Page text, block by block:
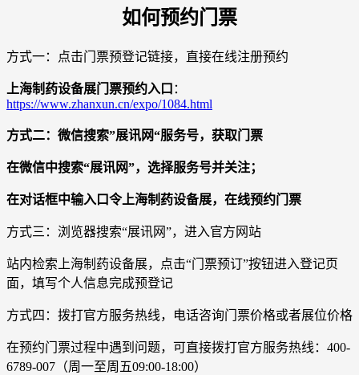
如何预约门票
方式一：点击门票预登记链接，直接在线注册预约
上海制药设备展门票预约入口 ：
https://www.zhanxun.cn/expo/1084.html
方式二：微信搜索”展讯网“服务号，获取门票
在微信中搜索“展讯网”，选择服务号并关注；
在对话框中输入口令上海制药设备展，在线预约门票
方式三：浏览器搜索“展讯网”，进入官方网站
站内检索上海制药设备展，点击“门票预订”按钮进入登记页
面，填写个人信息完成预登记
方式四：拨打官方服务热线，电话咨询门票价格或者展位价格
在预约门票过程中遇到问题，可直接拨打官方服务热线：400-
6789-007（周一至周五09:00-18:00）